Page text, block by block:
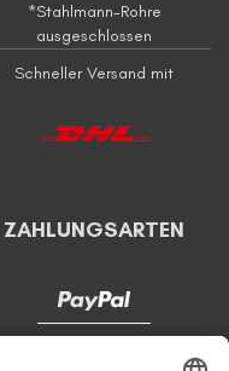
*Stahlmann-Rohre
ausgeschlossen
Schneller Versand mit
ZAHLUNGSARTEN